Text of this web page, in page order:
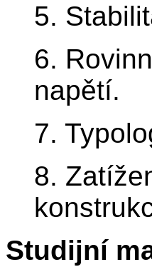
5.
6.
napětí.
7.
8.
Studijní